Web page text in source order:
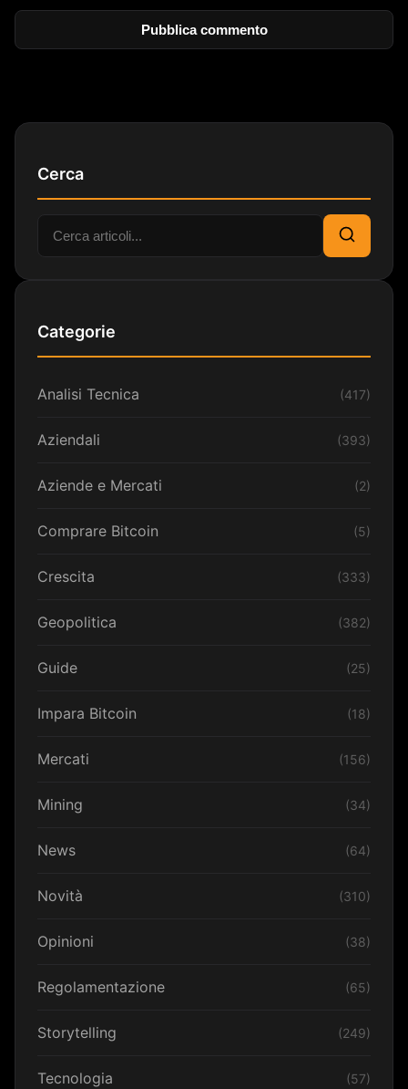
Cerca
Cerca:
Cerca
Categorie
Analisi Tecnica (417)
Aziendali (393)
Aziende e Mercati (2)
Comprare Bitcoin (5)
Crescita (333)
Geopolitica (382)
Guide (25)
Impara Bitcoin (18)
Mercati (156)
Mining (34)
News (64)
Novità (310)
Opinioni (38)
Regolamentazione (65)
Storytelling (249)
Tecnologia (57)